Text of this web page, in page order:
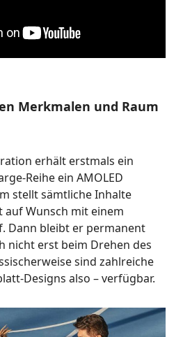
Merkmalen und Raum
erhält erstmals ein
Reihe ein AMOLED
stellt sämtliche Inhalte
Wunsch mit einem
Dann bleibt er permanent
nicht erst beim Drehen des
sind zahlreiche
Designs also – verfügbar.